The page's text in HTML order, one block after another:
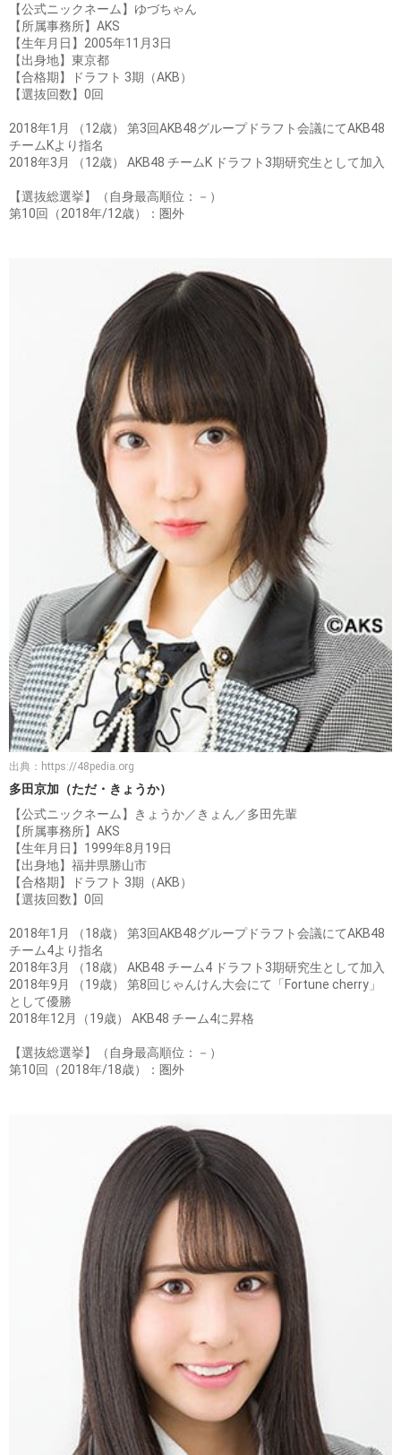
【公式ニックネーム】ゆづちゃん
【所属事務所】AKS
【生年月日】2005年11月3日
【出身地】東京都
【合格期】ドラフト 3期（AKB）
【選抜回数】0回
2018年1月 （12歳） 第3回AKB48グループドラフト会議にてAKB48
チームKより指名
2018年3月 （12歳） AKB48 チームK ドラフト3期研究生として加入
【選抜総選挙】（自身最高順位：－）
第10回（2018年/12歳）：圏外
出典： https://48pedia.org
多田京加（ただ・きょうか）
【公式ニックネーム】きょうか／きょん／多田先輩
【所属事務所】AKS
【生年月日】1999年8月19日
【出身地】福井県勝山市
【合格期】ドラフト 3期（AKB）
【選抜回数】0回
2018年1月 （18歳） 第3回AKB48グループドラフト会議にてAKB48
チーム4より指名
2018年3月 （18歳） AKB48 チーム4 ドラフト3期研究生として加入
2018年9月 （19歳） 第8回じゃんけん大会にて「Fortune cherry」
として優勝
2018年12月（19歳） AKB48 チーム4に昇格
【選抜総選挙】（自身最高順位：－）
第10回（2018年/18歳）：圏外